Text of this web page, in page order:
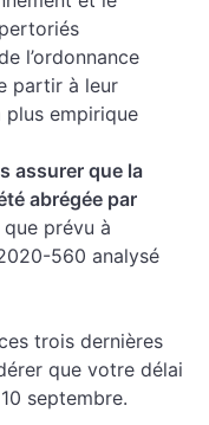
l’ordonnance
partir à leur
plus empirique
assurer que la
abrégée par
prévu à
560 analysé
trois dernières
que votre délai
septembre.